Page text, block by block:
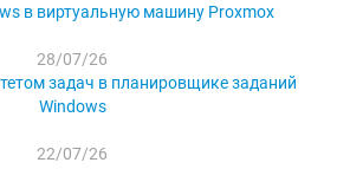
в виртуальную машину Proxmox
28/07/26
задач в планировщике заданий
Windows
22/07/26